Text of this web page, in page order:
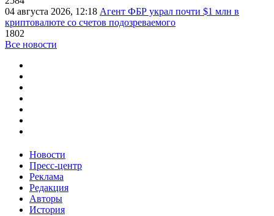
04 августа 2026, 12:18 Агент ФБР украл почти $1 млн в
криптовалюте со счетов подозреваемого
1802
Все новости
Новости
Пресс-центр
Реклама
Редакция
Авторы
История